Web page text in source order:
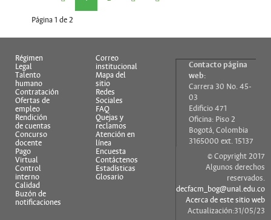
Página 1 de 2
Régimen
Legal
Talento
humano
Contratación
Ofertas de
empleo
Rendición
de cuentas
Concurso
docente
Pago
Virtual
Control
interno
Calidad
Buzón de
notificaciones
Correo
institucional
Mapa del
sitio
Redes
Sociales
FAQ
Quejas y
reclamos
Atención en
línea
Encuesta
Contáctenos
Estadísticas
Glosario
Contacto página
web:
Carrera 30 No. 45-
03
Edificio 471
Oficina: Piso 2
Bogotá, Colombia
3165000 ext. 15137
© Copyright 2017
Algunos derechos
reservados.
decfacm_bog@unal.edu.co
Acerca de este sitio web
Actualización:31/05/23